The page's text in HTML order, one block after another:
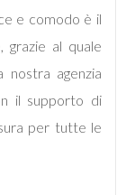
e comodo è il
grazie al quale
nostra agenzia
il supporto di
per tutte le